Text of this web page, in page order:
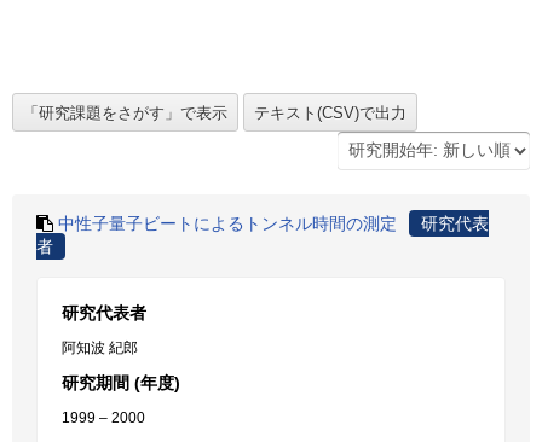
中性子量子ビートによるトンネル時間の測定
研究代表
者
研究代表者
阿知波 紀郎
研究期間 (年度)
1999 – 2000